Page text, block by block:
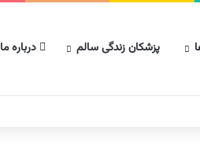
پزشکان زندگی سالم درباره ما